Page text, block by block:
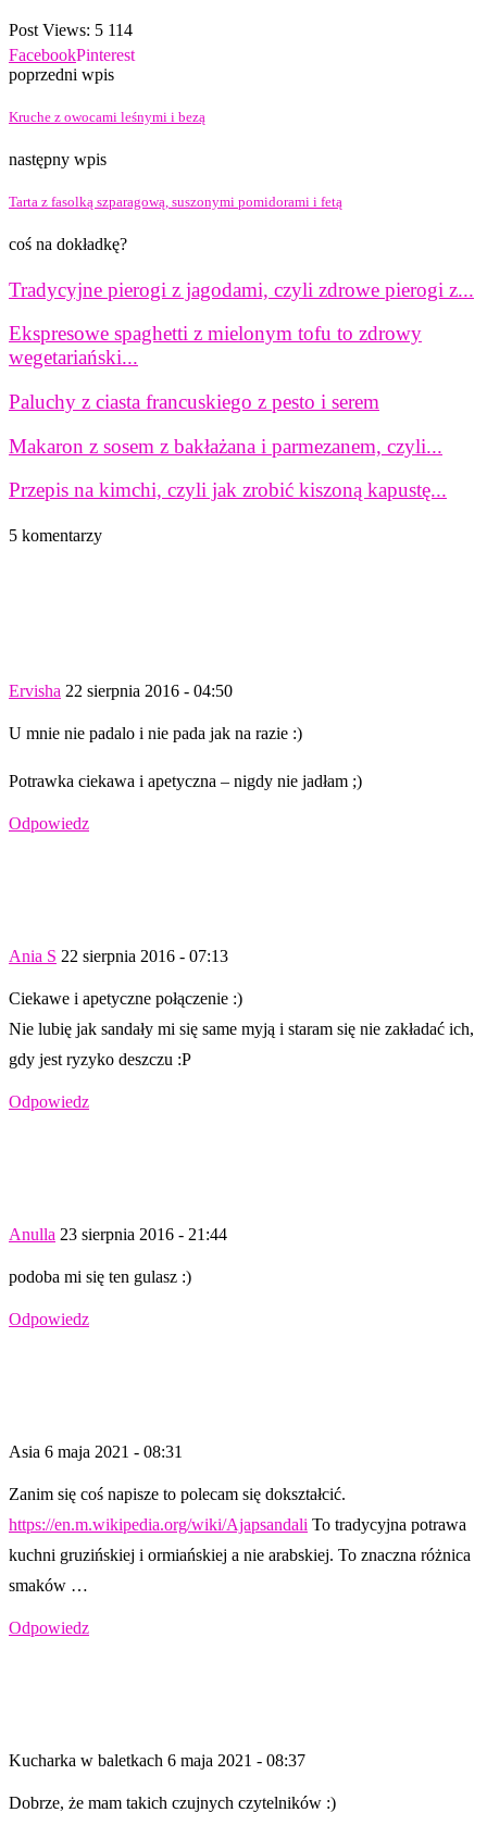
Post Views: 5 114
FacebookPinterest
poprzedni wpis
Kruche z owocami leśnymi i bezą
następny wpis
Tarta z fasolką szparagową, suszonymi pomidorami i fetą
coś na dokładkę?
Tradycyjne pierogi z jagodami, czyli zdrowe pierogi z...
Ekspresowe spaghetti z mielonym tofu to zdrowy
wegetariański...
Paluchy z ciasta francuskiego z pesto i serem
Makaron z sosem z bakłażana i parmezanem, czyli...
Przepis na kimchi, czyli jak zrobić kiszoną kapustę...
5 komentarzy
Ervisha 22 sierpnia 2016 - 04:50
U mnie nie padalo i nie pada jak na razie :)
Potrawka ciekawa i apetyczna – nigdy nie jadłam ;)
Odpowiedz
Ania S 22 sierpnia 2016 - 07:13
Ciekawe i apetyczne połączenie :)
Nie lubię jak sandały mi się same myją i staram się nie zakładać ich,
gdy jest ryzyko deszczu :P
Odpowiedz
Anulla 23 sierpnia 2016 - 21:44
podoba mi się ten gulasz :)
Odpowiedz
Asia 6 maja 2021 - 08:31
Zanim się coś napisze to polecam się dokształcić.
https://en.m.wikipedia.org/wiki/Ajapsandali To tradycyjna potrawa
kuchni gruzińskiej i ormiańskiej a nie arabskiej. To znaczna różnica
smaków …
Odpowiedz
Kucharka w baletkach 6 maja 2021 - 08:37
Dobrze, że mam takich czujnych czytelników :)